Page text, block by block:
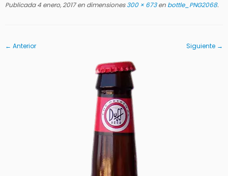
Publicada 4 enero, 2017en dimensiones300 × 673en bottle_PNG2068.
← Anterior Siguiente →